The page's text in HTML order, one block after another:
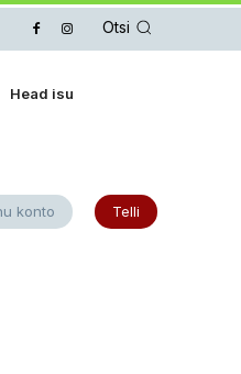
Otsi
Head isu
konto Telli